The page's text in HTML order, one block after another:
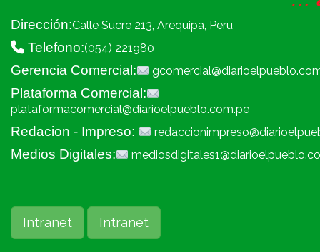
Dirección:Calle Sucre 213, Arequipa, Peru
Telefono:(054) 221980
Gerencia Comercial:
Plataforma Comercial:
plataformacomercial@diarioelpueblo.com.pe
Redacion - Impreso:
Medios Digitales:
Intranet Intranet